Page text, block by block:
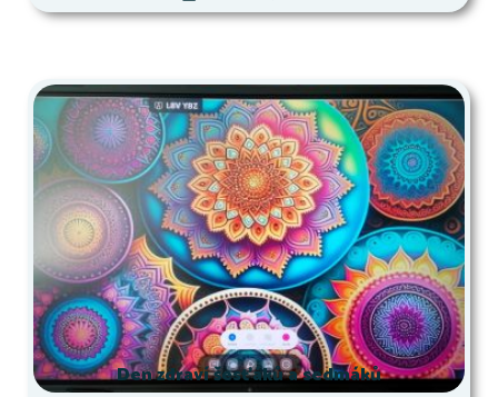
Den zdraví šesťáků a sedmáků